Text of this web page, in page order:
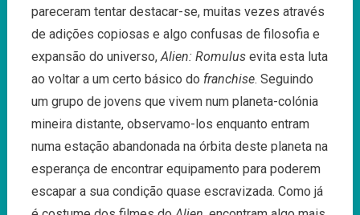
Com
pareceram tentar destacar-se, muitas vezes através
de adições copiosas e algo confusas de filosofia e
expansão do universo, Alien: Romulusevita esta luta
ao voltar a um certo básico do franchise. Seguindo
um grupo de jovens que vivem num planeta-colónia
mineira distante, observamo-los enquanto entram
numa estação abandonada na órbita deste planeta na
esperança de encontrar equipamento para poderem
escapar a sua condição quase escravizada. Como já